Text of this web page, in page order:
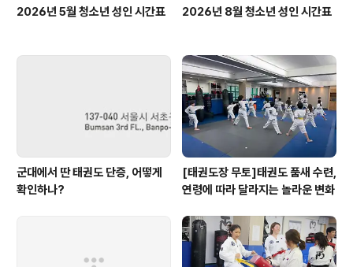
2026년 5월 청소년 성인 시간표 2026년 8월 청소년 성인 시간표
군대에서 딴 태권도 단증, 어떻게
확인하나?
[태권도장 무토]태권도 품새 수련,
연령에 따라 달라지는 놀라운 변화